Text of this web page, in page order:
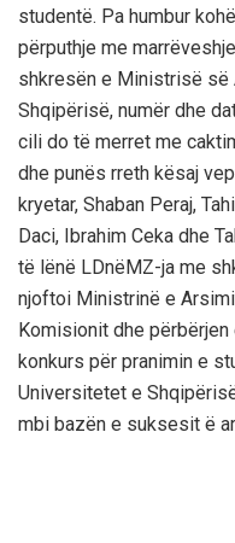
studentë. Pa humbur
përputhje me
shkresën e Ministrisë
Shqipërisë, numër dhe
cili do të merret me
dhe punës rreth kësaj
kryetar, Shaban Peraj,
Daci, Ibrahim Ceka dhe
të lënë LDnëMZ-ja me
njoftoi Ministrinë e
Komisionit dhe përbërjen
konkurs për pranimin e
Universitetet e
mbi bazën e suksesit ë